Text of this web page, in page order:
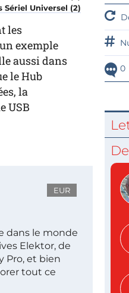
Sériel Universel (2)
les
exemple
aussi dans
le Hub
la
USB
EUR
dans le monde
Elektor, de
Pro, et bien
tout ce
0